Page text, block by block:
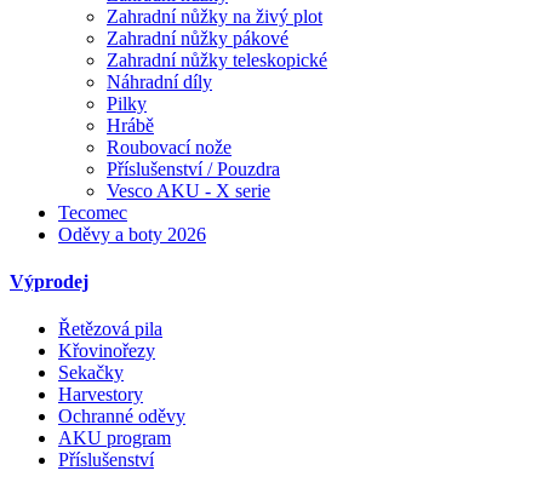
Zahradní nůžky na živý plot
Zahradní nůžky pákové
Zahradní nůžky teleskopické
Náhradní díly
Pilky
Hrábě
Roubovací nože
Příslušenství / Pouzdra
Vesco AKU - X serie
Tecomec
Oděvy a boty 2026
Výprodej
Řetězová pila
Křovinořezy
Sekačky
Harvestory
Ochranné oděvy
AKU program
Příslušenství